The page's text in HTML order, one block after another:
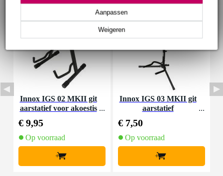
Weigeren
Aanpassen
Innox IGS 02 MKII git
aarstatief voor akoestis
€ 9,95
Op voorraad
+
Innox IGS 03 MKII git
aarstatief
€ 7,50
Op voorraad
+